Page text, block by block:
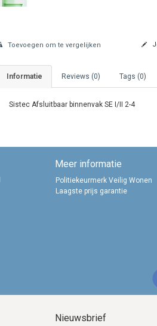
Toevoegen om te vergelijken
Informatie Reviews (0) Tags (0)
Sistec Afsluitbaar binnenvak SE I/II 2-4
Meer informatie
Politiekeurmerk Veilig Wonen
Laagste prijs garantie
Nieuwsbrief